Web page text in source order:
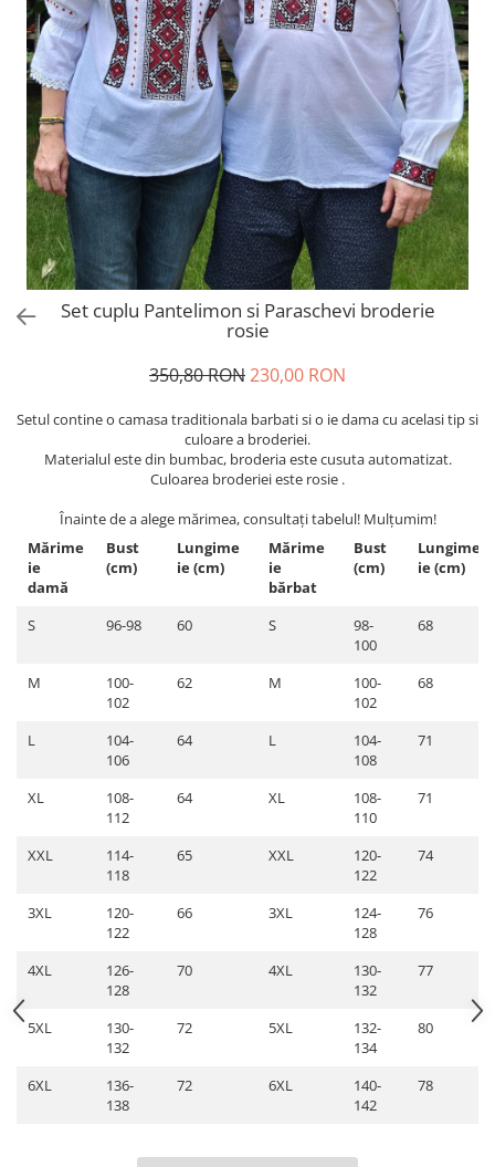
Set cuplu Pantelimon si Paraschevi broderie
rosie
350,80 RON230,00 RON
Setul contine o camasa traditionala barbati si o ie dama cu acelasi tip si
culoare a broderiei.
Materialul este din bumbac, broderia este cusuta automatizat.
Culoarea broderiei este rosie .
Înainte de a alege mărimea, consultați tabelul! Mulțumim!
Mărime
ie
damă
Bust
(cm)
Lungime
ie (cm)
Mărime
ie
bărbat
Bust
(cm)
Lungime
ie (cm)
S 96-98 60 S
98-
100
68
M
100-
102
62 M
100-
102
68
L
104-
106
64 L
104-
108
71
XL
108-
112
64 XL
108-
110
71
XXL
114-
118
65 XXL
120-
122
74
3XL
120-
122
66 3XL
124-
128
76
4XL
126-
128
70 4XL
130-
132
77
5XL
130-
132
72 5XL
132-
134
80
6XL
136-
138
72 6XL
140-
142
78